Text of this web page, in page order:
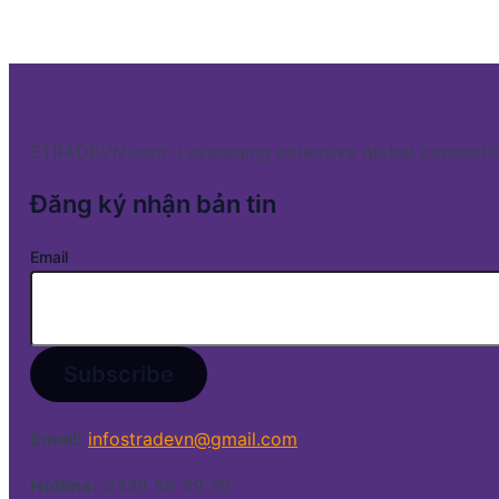
STRADEVN.com: Leveraging extensive global
Đăng ký nhận bản tin
Email
Email: infostradevn@gmail.com
Hotline: 0338 50 39 79